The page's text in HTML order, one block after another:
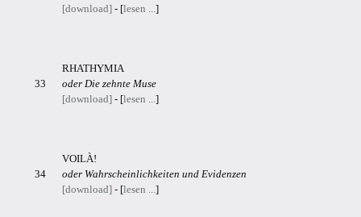
[download] - [lesen ...]
33
RHATHYMIA
oder Die zehnte Muse
[download] - [lesen ...]
34
VOILÀ!
oder Wahrscheinlichkeiten und Evidenzen
[download] - [lesen ...]